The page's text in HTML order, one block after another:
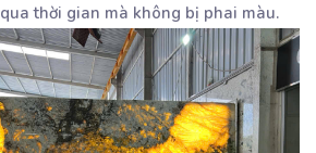
thời gian mà không bị phai màu.